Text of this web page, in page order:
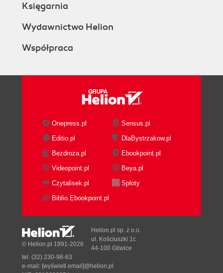
Księgarnia
Wydawnictwo Helion
Współpraca
Onepress.pl
Sensus.pl
Editio.pl
DlaBystrzakow.pl
Bezdroza.pl
Ebookpoint.pl
Videopoint.pl
Beya.pl
Czytalisek.pl
Sploty
Biblio.Ebookpoint.pl
© Helion.pl 1991-2026
Helion.pl sp. z o.o.
ul. Kościuszki 1c
44-100 Gliwice
tel. (32) 230-98-63
e-mail: [wyświetl email]@helion.pl